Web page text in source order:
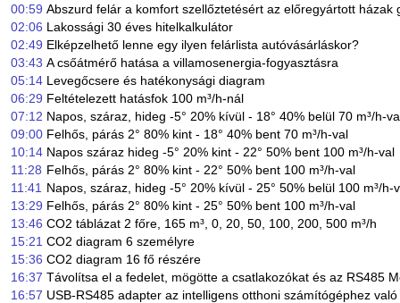
00:59 Abszurd felár a komfort szellőztetésért az előregyártott házak
02:06 Lakossági 30 éves hitelkalkulátor
02:49 Elképzelhető lenne egy ilyen felárlista autóvásárláskor?
03:43 A csőátmérő hatása a villamosenergia-fogyasztásra
05:14 Levegőcsere és hatékonysági diagram
06:29 Feltételezett hatásfok 100 m³/h-nál
07:12 Napos, száraz, hideg -5° 20% kívül - 18° 40% belül 70 m³/h-
09:00 Felhős, párás 2° 80% kint - 18° 40% bent 70 m³/h-val
10:14 Napos száraz hideg -5° 20% kint - 22° 50% bent 100 m³/h-val
11:28 Felhős, párás 2° 80% kint - 22° 50% bent 100 m³/h-val
11:41 Napos, száraz, hideg -5° 20% kívül - 25° 50% belül 100 m³/h-
13:29 Felhős, párás 2° 80% kint - 25° 50% bent 100 m³/h-val
13:46 CO2 táblázat 2 főre, 165 m³, 0, 20, 50, 100, 200, 500 m³/h
15:21 CO2 diagram 6 személyre
15:36 CO2 diagram 16 fő részére
16:37 Távolítsa el a fedelet, mögötte a csatlakozókat és az RS485
16:57 USB-RS485 adapter az intelligens otthoni számítógéphez